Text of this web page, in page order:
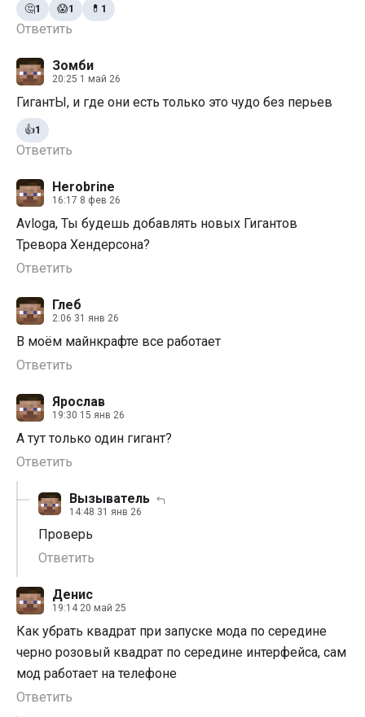
Ответить
🤔1 😱1 💊 1
Зомби
20:25 1 май 26
ГигантЫ, и где они есть только это чудо без перьев
Ответить
👍1
Herobrine
16:17 8 фев 26
Avloga, Ты будешь добавлять новых Гигантов
Тревора Хендерсона?
Ответить
Глеб
2:06 31 янв 26
В моём майнкрафте все работает
Ответить
Ярослав
19:30 15 янв 26
А тут только один гигант?
Ответить
Вызыватель
14:48 31 янв 26
Проверь
Ответить
Денис
19:14 20 май 25
Как убрать квадрат при запуске мода по середине
черно розовый квадрат по середине интерфейса, сам
мод работает на телефоне
Ответить